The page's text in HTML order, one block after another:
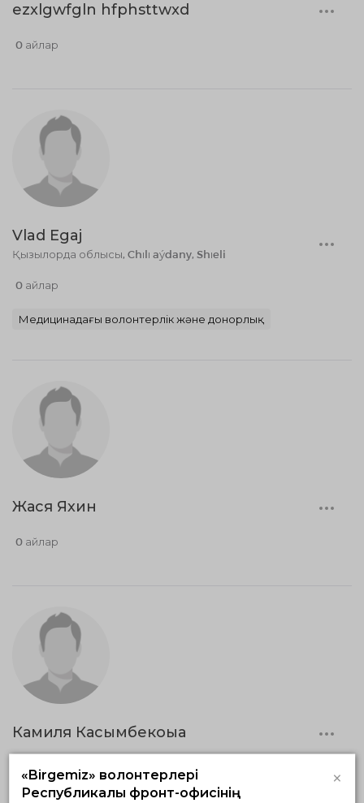
ezxlgwfgln hfphsttwxd
0 айлар
Vlad Egaj
Қызылорда облысы, Chılı aýdany, Shıeli
0 айлар
Медицинадағы волонтерлік және донорлық
Жася Яхин
0 айлар
Камиля Касымбекоыа
0 айлар
«Birgemiz» волонтерлері
Республикалық фронт-офисінің
×